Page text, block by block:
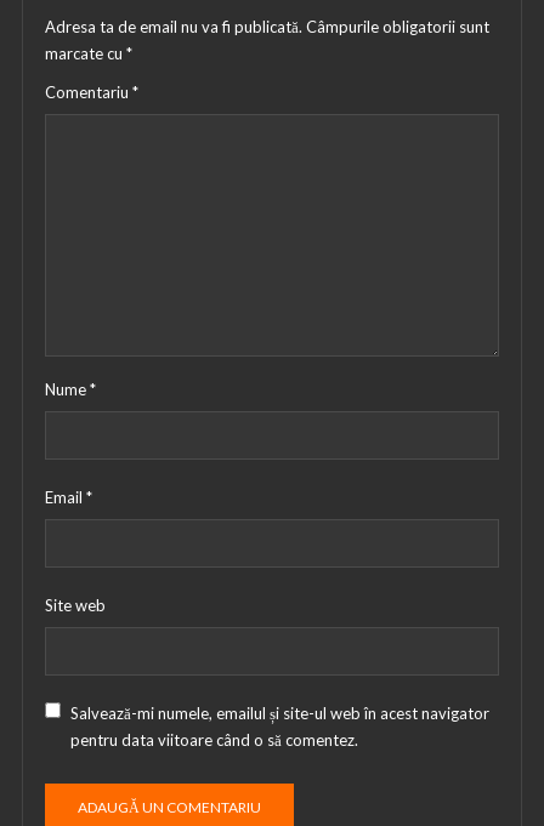
Adresa ta de email nu va fi publicată. Câmpurile obligatorii sunt
marcate cu *
Comentariu *
Nume*
Email *
Site web
Salvează-mi numele, emailul și site-ul web în acest navigator
pentru data viitoare când o să comentez.